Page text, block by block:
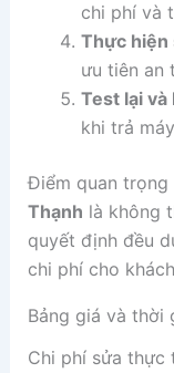
chi phí và
Thực hiện
ưu tiên an
Test lại và
khi trả
Điểm quan trọng
Thạnh là không
quyết định đều
chi phí cho
Bảng giá và thời
Chi phí sửa thực